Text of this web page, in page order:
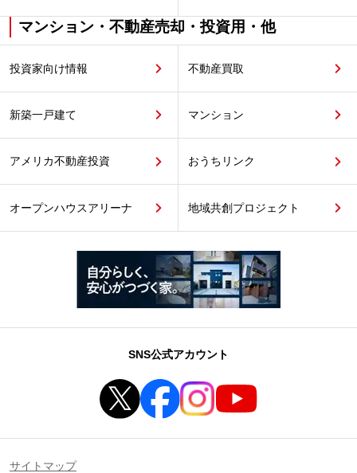
マンション・不動産売却・投資用・他
投資家向け情報 不動産買取
新築一戸建て マンション
アメリカ不動産投資 おうちリンク
オープンハウスアリーナ 地域共創プロジェクト
SNS公式アカウント
サイトマップ